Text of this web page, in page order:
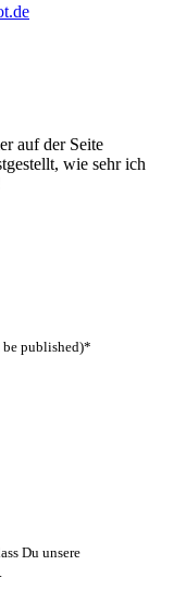
auf der Seite
wie sehr ich
published)*
Du unsere